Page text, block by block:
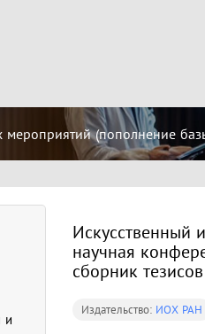
(пополнение
и
Искусственный
научная
сборник тезисов
Издательство: ИОХ РАН